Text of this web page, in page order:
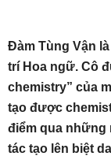
Đàm Tùng Vận
trí Hoa ngữ. Cô
chemistry” của
tạo được
điểm qua những
tác tạo lên biệt